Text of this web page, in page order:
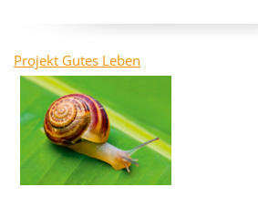
Projekt Gutes Leben